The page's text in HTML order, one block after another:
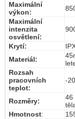
Maximální
výkon:
Maximální
intenzita
osvětlení:
Krytí:
Materiál:
Rozsah
pracovních
teplot:
-
Rozměry:
46
Hmotnost: